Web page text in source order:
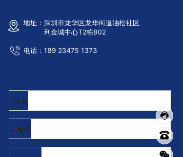
地址：深圳市龙华区龙华街道油松社区
利金城中心T2栋802
电话： 189 23475 1373
姓名
电话